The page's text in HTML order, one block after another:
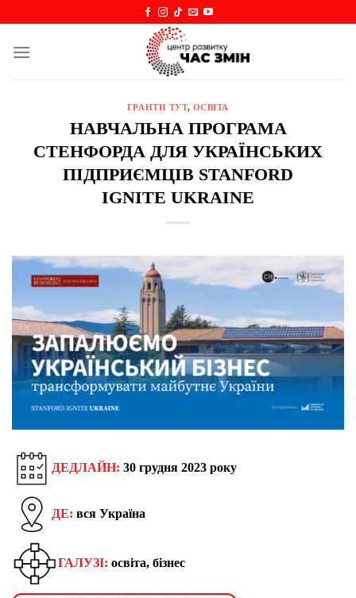
content
ГРАНТИ ТУТ, ОСВІТА
НАВЧАЛЬНА ПРОГРАМА
СТЕНФОРДА ДЛЯ УКРАЇНСЬКИХ
ПІДПРИЄМЦІВ STANFORD
IGNITE UKRAINE
ДЕДЛАЙН: 30 грудня 2023 року
ДЕ: вся Україна
ГАЛУЗІ: освіта, бізнес